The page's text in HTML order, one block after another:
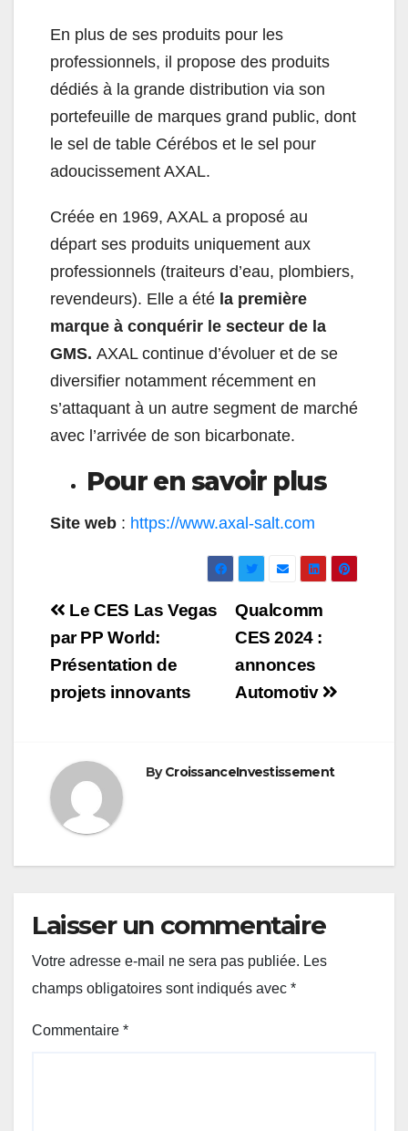
En plus de ses produits pour les
professionnels, il propose des produits
dédiés à la grande distribution via son
portefeuille de marques grand public, dont
le sel de table Cérébos et le sel pour
adoucissement AXAL.
Créée en 1969, AXAL a proposé au
départ ses produits uniquement aux
professionnels (traiteurs d’eau, plombiers,
revendeurs). Elle a été la première
marque à conquérir le secteur de la
GMS. AXAL continue d’évoluer et de se
diversifier notamment récemment en
s’attaquant à un autre segment de marché
avec l’arrivée de son bicarbonate.
Pour en savoir plus
Site web : https://www.axal-salt.com
Navigation
de
l’article
Qualcomm
CES 2024 :
annonces
Automotiv
Le CES Las Vegas
par PP World:
Présentation de
projets innovants
ByCroissanceInvestissement
Laisser un commentaire
Votre adresse e-mail ne sera pas publiée. Les
champs obligatoires sont indiqués avec *
Commentaire *